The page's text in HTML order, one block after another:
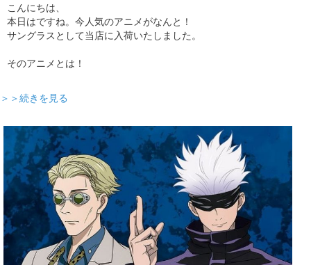
こんにちは、
本日はですね。今人気のアニメがなんと！
サングラスとして当店に入荷いたしました。
そのアニメとは！
＞＞続きを見る